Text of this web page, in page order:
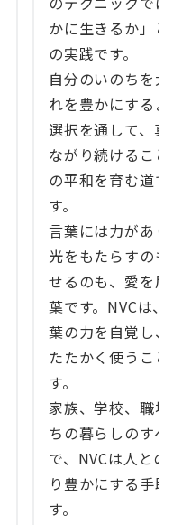
かに生きるか」
の実践です。
自分のいのちを
れを豊かにする
選択を通して、
ながり続けること
の平和を育む道
す。
言葉には力があ
光をもたらすの
せるのも、愛を
葉です。NVCは
葉の力を自覚し
たたかく使うこ
す。
家族、学校、職
ちの暮らしのす
で、NVCは人と
り豊かにする手
す。